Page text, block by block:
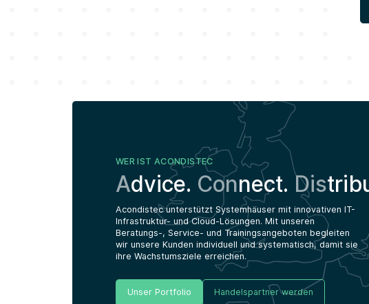
WER IST ACONDISTEC
Advice. Connect. Dis
Acondistec unterstützt Systemhäuser mit innovativen IT-
Infrastruktur- und Cloud-Lösungen. Mit unseren
Beratungs-, Service- und Trainingsangeboten begleiten
wir unsere Kunden individuell und systematisch, damit sie
ihre Wachstumsziele erreichen.
Unser Portfolio Handelspartner werden